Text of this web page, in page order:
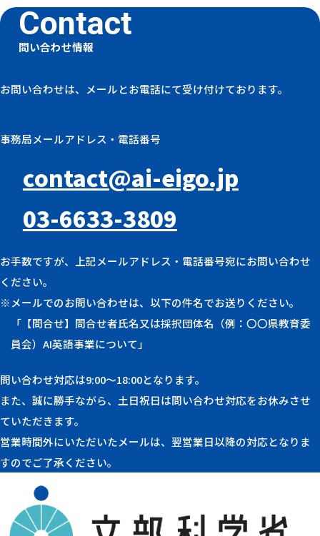
問い合わせ情報
お問い合わせは、メールとお電話にて受け付けております。
事務局メールアドレス・電話番号
contact@ai-eigo.jp
03-6633-3809
お手数ですが、上記メールアドレス・電話番号宛にお問い合わせ
ください。
※メールでのお問い合わせは、以下の件名でお送りください。
「【問合せ】問合せ者氏名又は採択団体名（例：〇〇県教育委
員会）AI英語事業について」
問い合わせ対応は9:00〜18:00となります。
また、誠に勝手ながら、土日祝日は問い合わせ対応をお休みさせ
ていただきます。
営業時間外にいただいたメールは、翌営業日以降の対応となりま
すのでご了承ください。